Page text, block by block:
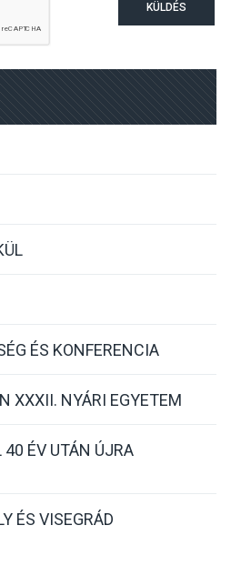
KÜLDÉS
ÉS KONFERENCIA
XXXII. NYÁRI EGYETEM
40 ÉV UTÁN ÚJRA
ÉS VISEGRÁD